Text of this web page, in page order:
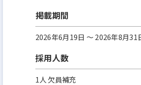
掲載期間
2026年6月19日 〜 2026年8月31
採用人数
1人 欠員補充